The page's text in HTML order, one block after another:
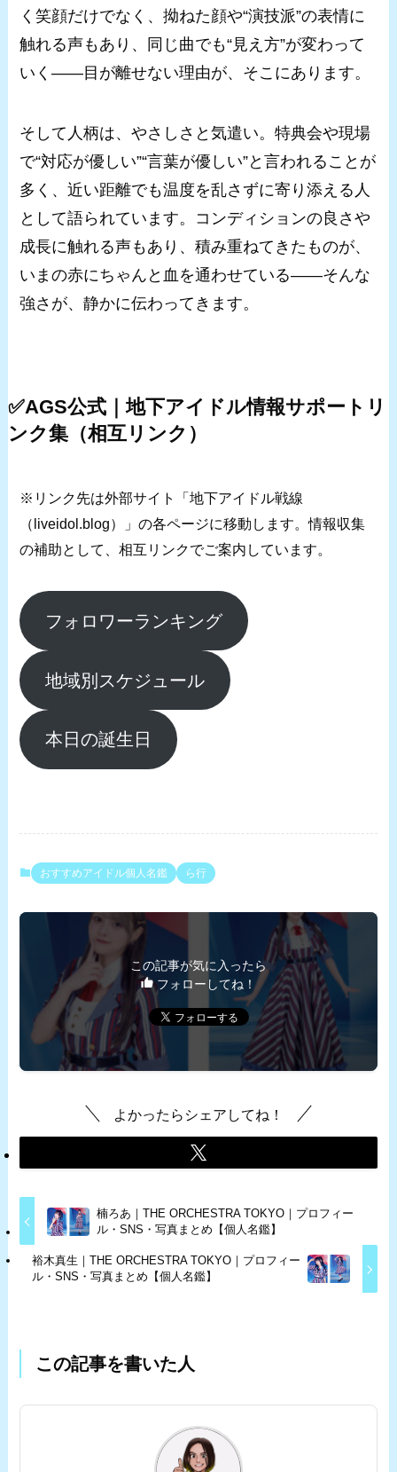
く笑顔だけでなく、拗ねた顔や“演技派”の表情に
触れる声もあり、同じ曲でも“見え方”が変わって
いく――目が離せない理由が、そこにあります。
そして人柄は、やさしさと気遣い。特典会や現場
で“対応が優しい”“言葉が優しい”と言われることが
多く、近い距離でも温度を乱さずに寄り添える人
として語られています。コンディションの良さや
成長に触れる声もあり、積み重ねてきたものが、
いまの赤にちゃんと血を通わせている――そんな
強さが、静かに伝わってきます。
✅AGS公式｜地下アイドル情報サポートリ
ンク集（相互リンク）
※リンク先は外部サイト「地下アイドル戦線
（liveidol.blog）」の各ページに移動します。情報収集
の補助として、相互リンクでご案内しています。
フォロワーランキング
地域別スケジュール
本日の誕生日
おすすめアイドル個人名鑑 ら行
この記事が気に入ったら
フォローしてね！
よかったらシェアしてね！
楠ろあ｜THE ORCHESTRA TOKYO｜プロフィー
ル・SNS・写真まとめ【個人名鑑】
裕木真生｜THE ORCHESTRA TOKYO｜プロフィー
ル・SNS・写真まとめ【個人名鑑】
この記事を書いた人